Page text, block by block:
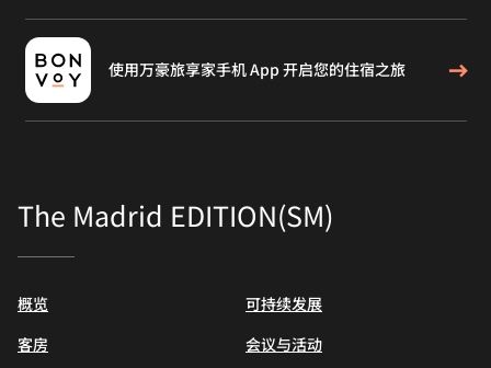
使用万豪旅享家手机 App 开启您的住宿之旅
The Madrid EDITION(SM)
概览
客房
可持续发展
会议与活动